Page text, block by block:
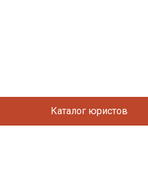
Каталог юристов